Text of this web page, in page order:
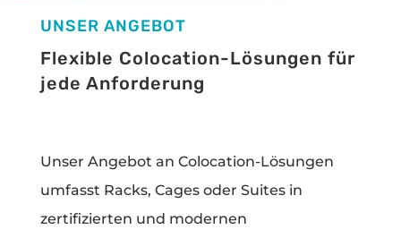
UNSER ANGEBOT
Flexible Colocation-Lösungen für
jede Anforderung
Unser Angebot an Colocation-Lösungen
umfasst Racks, Cages oder Suites in
zertifizierten und modernen